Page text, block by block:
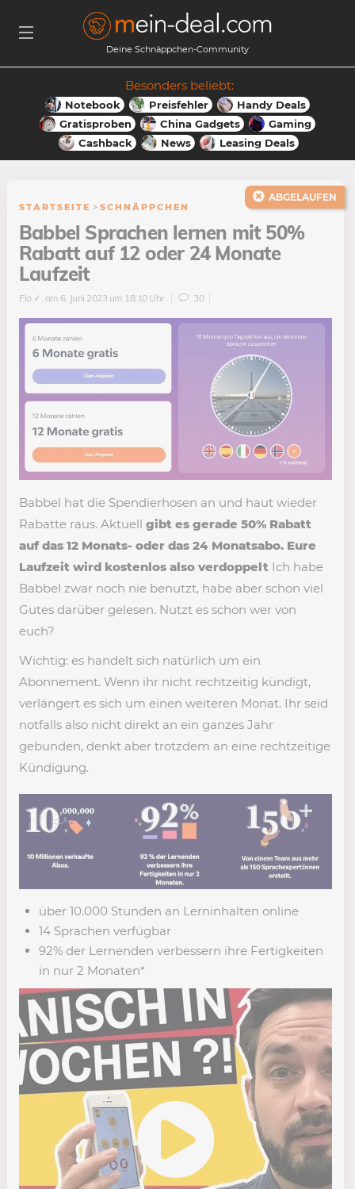
Deine Schnäppchen-Community
Besonders beliebt:
Notebook Preisfehler
Handy Deals
Gratisproben
China Gadgets
Gaming
Cashback
News Leasing Deals
STARTSEITE > SCHNÄPPCHEN
Babbel Sprachen lernen mit 50%
Rabatt auf 12 oder 24 Monate
Laufzeit
ABGELAUFEN
Flo ✓ , am 6. Juni 2023 um 18:10 Uhr 30
Babbel hat die Spendierhosen an und haut wieder
Rabatte raus. Aktuell gibt es gerade 50% Rabatt
auf das 12 Monats- oder das 24 Monatsabo. Eure
Laufzeit wird kostenlos also verdoppelt Ich habe
Babbel zwar noch nie benutzt, habe aber schon viel
Gutes darüber gelesen. Nutzt es schon wer von
euch?
Wichtig: es handelt sich natürlich um ein
Abonnement. Wenn ihr nicht rechtzeitig kündigt,
verlängert es sich um einen weiteren Monat. Ihr seid
notfalls also nicht direkt an ein ganzes Jahr
gebunden, denkt aber trotzdem an eine rechtzeitige
Kündigung.
über 10.000 Stunden an Lerninhalten online
14 Sprachen verfügbar
92% der Lernenden verbessern ihre Fertigkeiten
in nur 2 Monaten*